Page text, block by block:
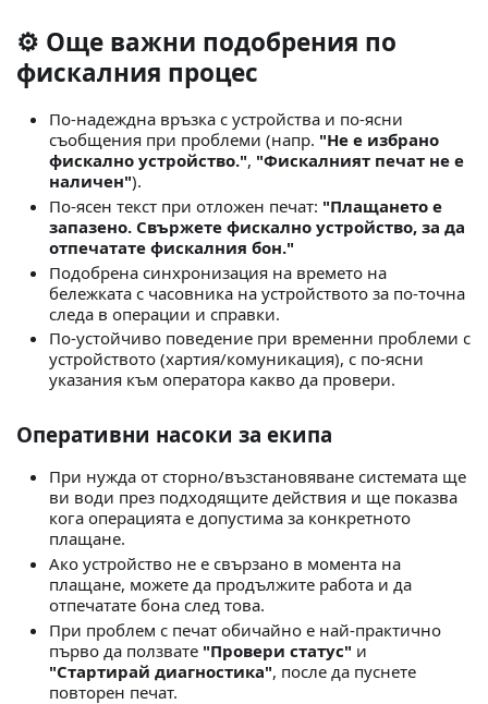
⚙️ Още важни подобрения по
фискалния процес
По-надеждна връзка с устройства и по-ясни
съобщения при проблеми (напр. "Не е избрано
фискално устройство.", "Фискалният печат не е
наличен").
По-ясен текст при отложен печат: "Плащането е
запазено. Свържете фискално устройство, за да
отпечатате фискалния бон."
Подобрена синхронизация на времето на
бележката с часовника на устройството за по-точна
следа в операции и справки.
По-устойчиво поведение при временни проблеми с
устройството (хартия/комуникация), с по-ясни
указания към оператора какво да провери.
Оперативни насоки за екипа
При нужда от сторно/възстановяване системата ще
ви води през подходящите действия и ще показва
кога операцията е допустима за конкретното
плащане.
Ако устройство не е свързано в момента на
плащане, можете да продължите работа и да
отпечатате бона след това.
При проблем с печат обичайно е най-практично
първо да ползвате "Провери статус" и
"Стартирай диагностика", после да пуснете
повторен печат.